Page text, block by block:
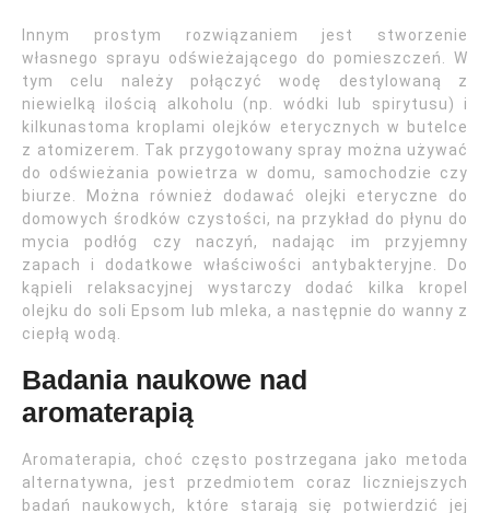
Innym prostym rozwiązaniem jest stworzenie
własnego sprayu odświeżającego do pomieszczeń. W
tym celu należy połączyć wodę destylowaną z
niewielką ilością alkoholu (np. wódki lub spirytusu) i
kilkunastoma kroplami olejków eterycznych w butelce
z atomizerem. Tak przygotowany spray można używać
do odświeżania powietrza w domu, samochodzie czy
biurze. Można również dodawać olejki eteryczne do
domowych środków czystości, na przykład do płynu do
mycia podłóg czy naczyń, nadając im przyjemny
zapach i dodatkowe właściwości antybakteryjne. Do
kąpieli relaksacyjnej wystarczy dodać kilka kropel
olejku do soli Epsom lub mleka, a następnie do wanny z
ciepłą wodą.
Badania naukowe nad
aromaterapią
Aromaterapia, choć często postrzegana jako metoda
alternatywna, jest przedmiotem coraz liczniejszych
badań naukowych, które starają się potwierdzić jej